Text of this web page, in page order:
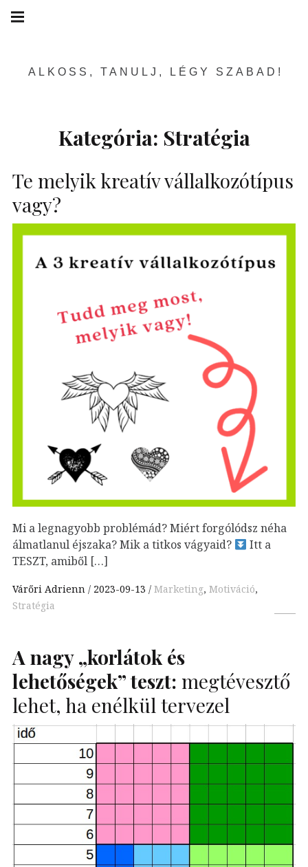
Skip
ALKOSS, TANULJ, LÉGY SZABAD!
navigation
Kategória: Stratégia
Te melyik kreatív vállalkozótípus
vagy?
Mi a legnagyobb problémád? Miért forgólódsz néha
álmatlanul éjszaka? Mik a titkos vágyaid?
Itt a
TESZT, amiből […]
Várőri Adrienn 2023-09-13 Marketing, Motiváció,
Stratégia
A nagy „korlátok és
lehetőségek” teszt: megtévesztő
lehet, ha enélkül tervezel